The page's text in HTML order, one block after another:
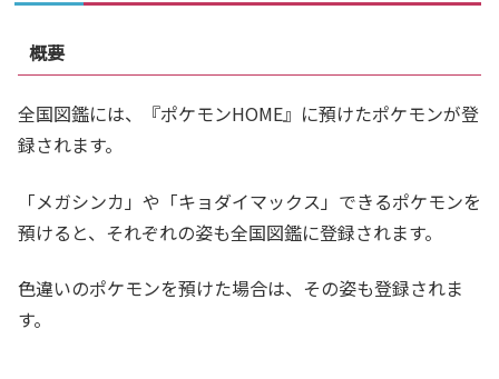
概要
全国図鑑には、『ポケモンHOME』に預けたポケモンが登
録されます。
「メガシンカ」や「キョダイマックス」できるポケモンを
預けると、それぞれの姿も全国図鑑に登録されます。
色違いのポケモンを預けた場合は、その姿も登録されま
す。